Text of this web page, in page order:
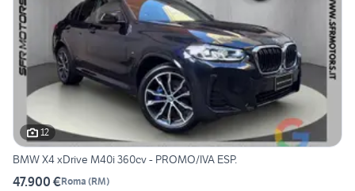
12
BMW X4 xDrive M40i 360cv - PROMO/IVA ESP.
47.900 €Roma (RM)